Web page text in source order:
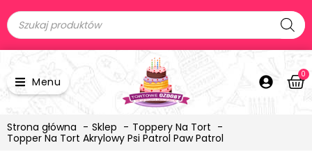
Menu
0
Strona główna Sklep
Toppery Na Tort
Topper Na Tort Akrylowy Psi Patrol Paw Patrol